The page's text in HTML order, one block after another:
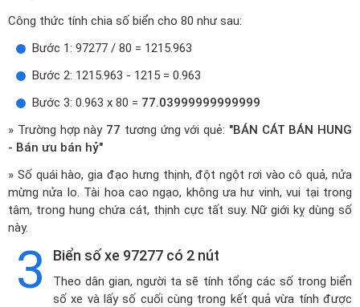
Công thức tính chia số biển cho 80 như sau:
Bước 1: 97277 / 80 = 1215.963
Bước 2: 1215.963 - 1215 = 0.963
Bước 3: 0.963 x 80 = 77.03999999999999
» Trường hợp này 77 tương ứng với quẻ: "BÁN CÁT BÁN HUNG
- Bán ưu bán hỷ"
» Số quái hào, gia đạo hưng thịnh, đột ngột rơi vào cô quả, nửa
mừng nửa lo. Tài hoa cao ngạo, không ưa hư vinh, vui tại trong
tâm, trong hung chứa cát, thịnh cực tất suy. Nữ giới kỵ dùng số
này.
3 Biển số xe 97277 có 2 nút
Theo dân gian, người ta sẽ tính tổng các số trong biển
số xe và lấy số cuối cùng trong kết quả vừa tính được